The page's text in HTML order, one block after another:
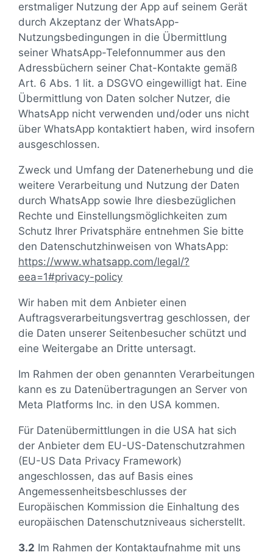
erstmaliger Nutzung der App auf seinem Gerät
durch Akzeptanz der WhatsApp-
Nutzungsbedingungen in die Übermittlung
seiner WhatsApp-Telefonnummer aus den
Adressbüchern seiner Chat-Kontakte gemäß
Art. 6 Abs. 1 lit. a DSGVO eingewilligt hat. Eine
Übermittlung von Daten solcher Nutzer, die
WhatsApp nicht verwenden und/oder uns nicht
über WhatsApp kontaktiert haben, wird insofern
ausgeschlossen.
Zweck und Umfang der Datenerhebung und die
weitere Verarbeitung und Nutzung der Daten
durch WhatsApp sowie Ihre diesbezüglichen
Rechte und Einstellungsmöglichkeiten zum
Schutz Ihrer Privatsphäre entnehmen Sie bitte
den Datenschutzhinweisen von WhatsApp:
https://www.whatsapp.com/legal/?
eea=1#privacy-policy
Wir haben mit dem Anbieter einen
Auftragsverarbeitungsvertrag geschlossen, der
die Daten unserer Seitenbesucher schützt und
eine Weitergabe an Dritte untersagt.
Im Rahmen der oben genannten Verarbeitungen
kann es zu Datenübertragungen an Server von
Meta Platforms Inc. in den USA kommen.
Für Datenübermittlungen in die USA hat sich
der Anbieter dem EU-US-Datenschutzrahmen
(EU-US Data Privacy Framework)
angeschlossen, das auf Basis eines
Angemessenheitsbeschlusses der
Europäischen Kommission die Einhaltung des
europäischen Datenschutzniveaus sicherstellt.
3.2 Im Rahmen der Kontaktaufnahme mit uns